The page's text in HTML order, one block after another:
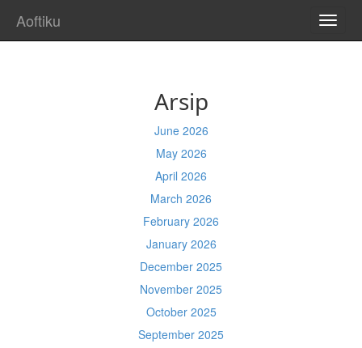
Aoftiku
Arsip
June 2026
May 2026
April 2026
March 2026
February 2026
January 2026
December 2025
November 2025
October 2025
September 2025